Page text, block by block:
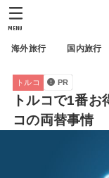
海外旅行 国内旅行
MENU
トルコ PR
トルコで1番
コの両替事情